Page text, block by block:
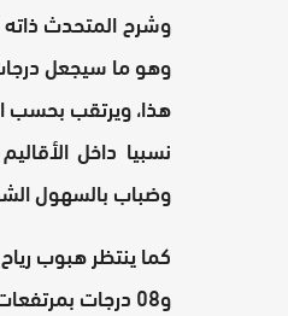
وشرح المتحدث ذاته
وهو ما سيجعل درجات
هذا، ويرتقب بحسب
نسبيا داخل
وضباب بالسهول
و08 درجات بمرتفعات الأطلس، وما بين 05 إلى 10 درجة بالريف والهضاب العليا الشرقية.